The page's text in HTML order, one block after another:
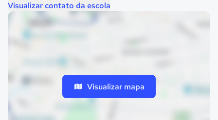
Visualizar contato da escola
Visualizar mapa